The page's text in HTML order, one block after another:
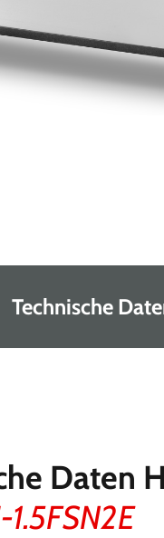
Technische
Daten
1.5FSN2E